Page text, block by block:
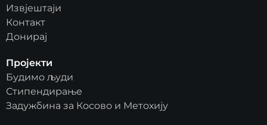
Извјештаји
Контакт
Донирај
Пројекти
Будимо људи
Стипендирање
Задужбина за Косово и Метохију